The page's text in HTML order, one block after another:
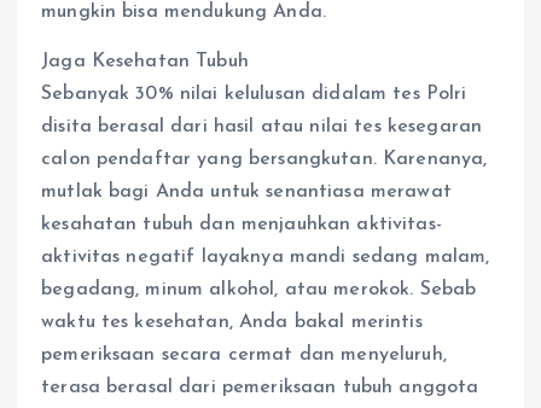
mungkin bisa mendukung Anda.
Jaga Kesehatan Tubuh
Sebanyak 30% nilai kelulusan didalam tes Polri
disita berasal dari hasil atau nilai tes kesegaran
calon pendaftar yang bersangkutan. Karenanya,
mutlak bagi Anda untuk senantiasa merawat
kesahatan tubuh dan menjauhkan aktivitas-
aktivitas negatif layaknya mandi sedang malam,
begadang, minum alkohol, atau merokok. Sebab
waktu tes kesehatan, Anda bakal merintis
pemeriksaan secara cermat dan menyeluruh,
terasa berasal dari pemeriksaan tubuh anggota